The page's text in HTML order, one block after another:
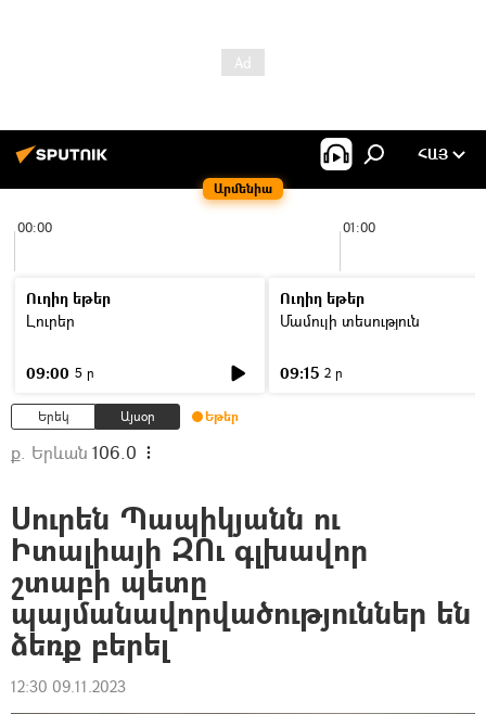
Արմենիա
ՀԱՅ
00:00 01:00
Ուղիղ եթեր
Լուրեր
09:00 5 ր
Ուղիղ եթեր
Մամուլի տեսություն
09:15 2 ր
Երեկ Այսօր Եթեր
ք. Երևան 106.0
Սուրեն Պապիկյանն ու
Իտալիայի ԶՈւ գլխավոր
շտաբի պետը
պայմանավորվածություններ են
ձեռք բերել
12:30 09.11.2023